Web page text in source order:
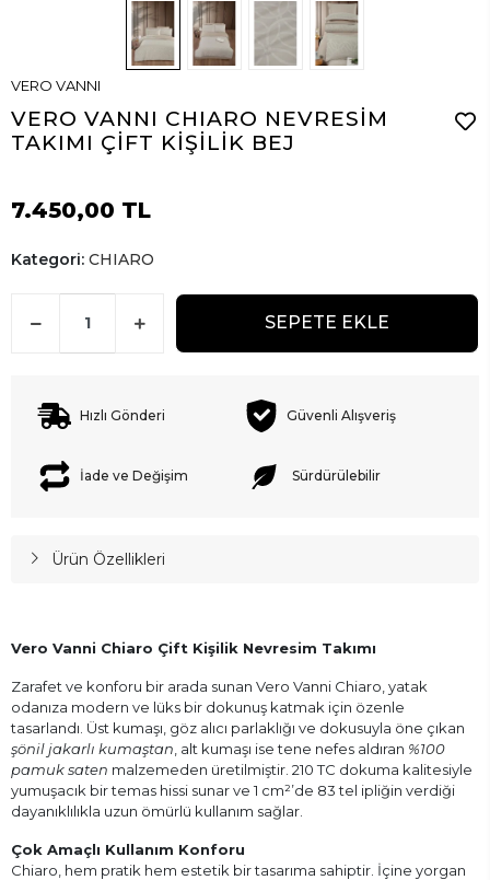
VERO VANNI
VERO VANNI CHIARO NEVRESİM
TAKIMI ÇİFT KİŞİLİK BEJ
7.450,00 TL
Kategori: CHIARO
SEPETE EKLE
Hızlı Gönderi Güvenli Alışveriş
İade ve Değişim Sürdürülebilir
Ürün Özellikleri
Vero Vanni Chiaro Çift Kişilik Nevresim Takımı
Zarafet ve konforu bir arada sunan Vero Vanni Chiaro, yatak
odanıza modern ve lüks bir dokunuş katmak için özenle
tasarlandı. Üst kumaşı, göz alıcı parlaklığı ve dokusuyla öne çıkan
şönil jakarlı kumaştan , alt kumaşı ise tene nefes aldıran %100
pamuk saten malzemeden üretilmiştir. 210 TC dokuma kalitesiyle
yumuşacık bir temas hissi sunar ve 1 cm²’de 83 tel ipliğin verdiği
dayanıklılıkla uzun ömürlü kullanım sağlar.
Çok Amaçlı Kullanım Konforu
Chiaro, hem pratik hem estetik bir tasarıma sahiptir. İçine yorgan